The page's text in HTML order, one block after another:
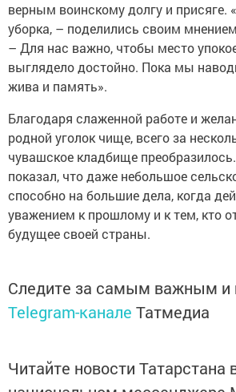
верным воинскому долгу и присяге.
уборка, – поделились своим
– Для нас важно, чтобы место
выглядело достойно. Пока мы
жива и память».
Благодаря слаженной работе и
родной уголок чище, всего за
чувашское кладбище
показал, что даже небольшое
способно на большие дела, когда
уважением к прошлому и к тем, кто
будущее своей страны.
Следите за самым важным и
Telegram-канале Татмедиа
Читайте новости Татарстана